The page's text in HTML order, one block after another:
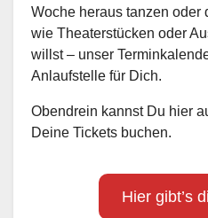
Woche heraus tanzen oder
wie Theaterstücken oder
willst – unser
Anlaufstelle für Dich.
Obendrein kannst Du hier
Deine Tickets buchen.
Hier gibt’s